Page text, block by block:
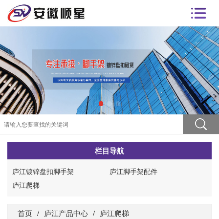
栏目导航
庐江镀锌盘扣脚手架
庐江脚手架配件
庐江爬梯
首页 / 庐江产品中心 / 庐江爬梯